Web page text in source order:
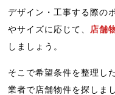
デザイン・工事する際の
やサイズに応じて、 店舗
しましょう。
そこで希望条件を整理し
業者で店舗物件を探しま